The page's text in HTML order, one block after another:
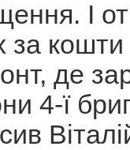
І
за кошти
де
4-ї